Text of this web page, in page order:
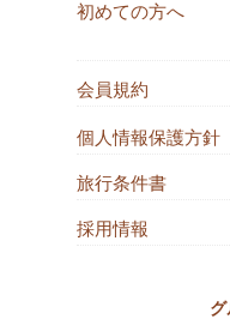
初めての方へ
会員規約
個人情報保護方針
旅行条件書
採用情報